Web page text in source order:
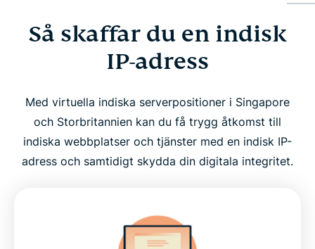
Så skaffar du en indisk IP-adress
VPN-servrar för Indien
Varför använda ett VPN i Indien?
Ladda ner ett VPN för Indien till alla dina enheter
Så skaffar du en indisk
IP-adress
Med virtuella indiska serverpositioner i Singapore
och Storbritannien kan du få trygg åtkomst till
indiska webbplatser och tjänster med en indisk IP-
adress och samtidigt skydda din digitala integritet.